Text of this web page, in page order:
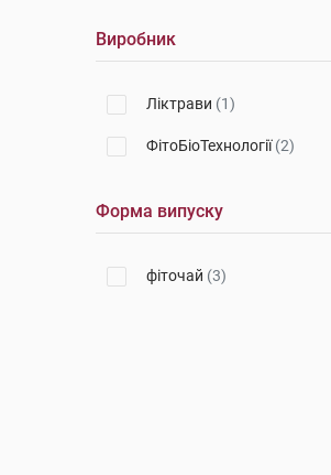
Виробник
Ліктрави (1)
ФітоБіоТехнології(2)
Форма випуску
фіточай (3)